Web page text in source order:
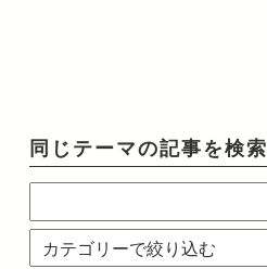
同じテーマの記事を検索